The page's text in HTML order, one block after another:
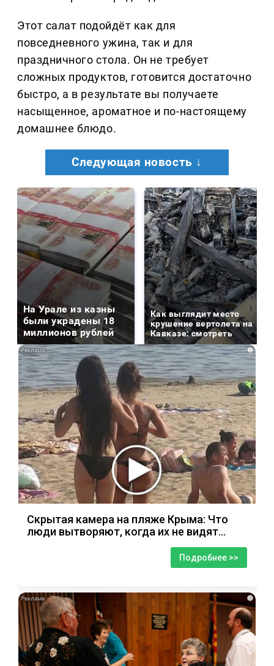
Этот салат подойдёт как для
повседневного ужина, так и для
праздничного стола. Он не требует
сложных продуктов, готовится достаточно
быстро, а в результате вы получаете
насыщенное, ароматное и по-настоящему
домашнее блюдо.
Следующая новость ↓
На Урале из казны
были украдены 18
миллионов рублей
Как выглядит место
крушение вертолета на
Кавказе: смотреть
i
Скрытая камера на пляже Крыма: Что
люди вытворяют, когда их не видят...
Подробнее >>
i